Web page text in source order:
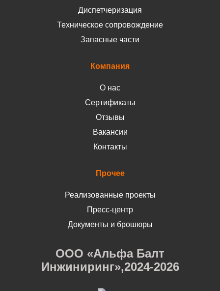
Диспетчеризация
Техническое сопровождение
Запасные части
Компания
О нас
Сертификаты
Отзывы
Вакансии
Контакты
Прочее
Реализованные проекты
Пресс-центр
Документы и брошюры
ООО «Альфа Балт
Инжиниринг»,2024-2026